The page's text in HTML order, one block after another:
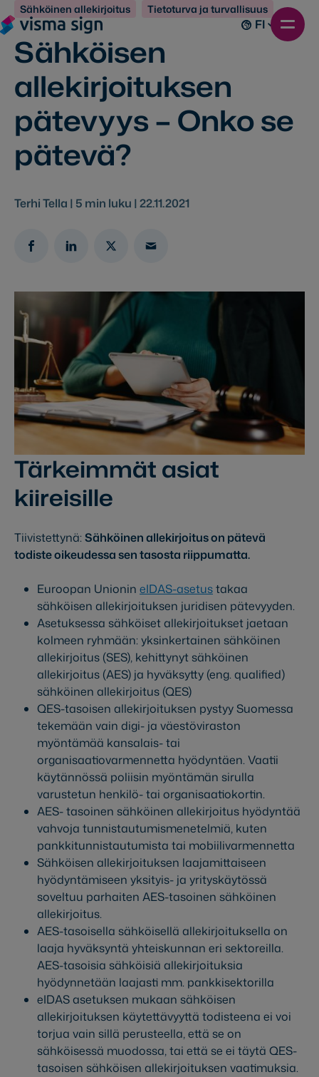
FI
Sähköinen allekirjoitus Tietoturva ja turvallisuus
Sähköisen
allekirjoituksen
pätevyys – Onko se
pätevä?
Terhi Tella | 5 min luku | 22.11.2021
Tärkeimmät asiat
kiireisille
Tiivistettynä: Sähköinen allekirjoitus on pätevä
todiste oikeudessa sen tasosta riippumatta.
Euroopan Unionin eIDAS-asetustakaa
sähköisen allekirjoituksen juridisen pätevyyden.
Asetuksessa sähköiset allekirjoitukset jaetaan
kolmeen ryhmään: yksinkertainen sähköinen
allekirjoitus (SES), kehittynyt sähköinen
allekirjoitus (AES) ja hyväksytty (eng. qualified)
sähköinen allekirjoitus (QES)
QES-tasoisen allekirjoituksen pystyy Suomessa
tekemään vain digi- ja väestöviraston
myöntämää kansalais- tai
organisaatiovarmennetta hyödyntäen. Vaatii
käytännössä poliisin myöntämän sirulla
varustetun henkilö- tai organisaatiokortin.
AES- tasoinen sähköinen allekirjoitus hyödyntää
vahvoja tunnistautumismenetelmiä, kuten
pankkitunnistautumista tai mobiilivarmennetta
Sähköisen allekirjoituksen laajamittaiseen
hyödyntämiseen yksityis- ja yrityskäytössä
soveltuu parhaiten AES-tasoinen sähköinen
allekirjoitus.
AES-tasoisella sähköisellä allekirjoituksella on
laaja hyväksyntä yhteiskunnan eri sektoreilla.
AES-tasoisia sähköisiä allekirjoituksia
hyödynnetään laajasti mm. pankkisektorilla
eIDAS asetuksen mukaan sähköisen
allekirjoituksen käytettävyyttä todisteena ei voi
torjua vain sillä perusteella, että se on
sähköisessä muodossa, tai että se ei täytä QES-
tasoisen sähköisen allekirjoituksen vaatimuksia.